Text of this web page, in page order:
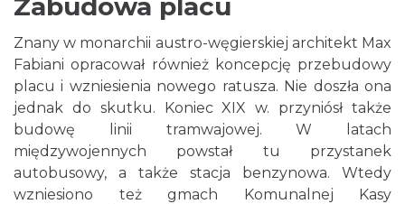
Zabudowa placu
Znany w monarchii austro-węgierskiej architekt Max
Fabiani opracował również koncepcję przebudowy
placu i wzniesienia nowego ratusza. Nie doszła ona
jednak do skutku. Koniec XIX w. przyniósł także
budowę linii tramwajowej. W latach
międzywojennych powstał tu przystanek
autobusowy, a także stacja benzynowa. Wtedy
wzniesiono też gmach Komunalnej Kasy